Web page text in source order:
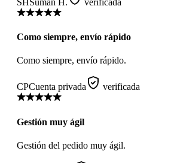
Como siempre, envío rápido
Como siempre, envío rápido.
CPCuenta privada verificada
Gestión muy ágil
Gestión del pedido muy ágil.